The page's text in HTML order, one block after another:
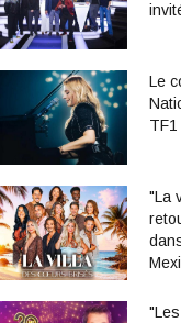
Le
"La